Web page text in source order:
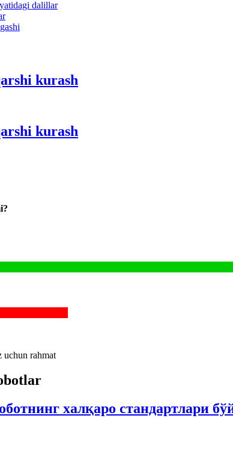
dalillar
kurash
kurash
uchun rahmat
халқаро стандартлари